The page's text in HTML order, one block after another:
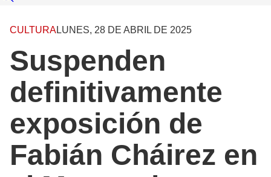
CULTURALUNES, 28 DE ABRIL DE 2025
Suspenden
definitivamente
exposición de
Fabián Cháirez en